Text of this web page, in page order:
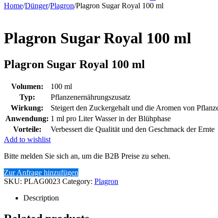
Home/Dünger/Plagron/Plagron Sugar Royal 100 ml
Plagron Sugar Royal 100 ml
Plagron Sugar Royal 100 ml
Volumen:
100 ml
Typ:
Pflanzenernährungszusatz
Wirkung:
Steigert den Zuckergehalt und die Aromen von
Anwendung: 1 ml pro Liter Wasser in der Blühphase
Vorteile:
Verbessert die Qualität und den Geschmack der Ernte
Add to wishlist
Bitte melden Sie sich an, um die B2B Preise zu sehen.
Zur Anfrage hinzufügen
SKU: PLAG0023 Category: Plagron
Description